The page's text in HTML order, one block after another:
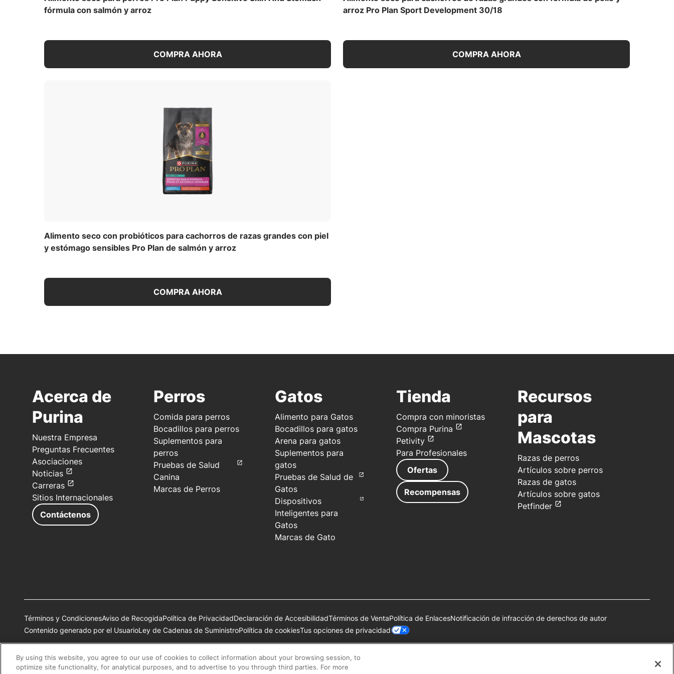
menos de su alimento actual y más de Pro Plan hasta que solo lo alimentes con Pro Plan. Esta
en un recipiente limpio todos los días. Para controlar la salud de tu mascota, visita el veterinario con
fórmula con salmón y arroz
COMPRA AHORA
arroz Pro Plan Sport Development 30/18
COMPRA AHORA
Alimento seco con probióticos para cachorros de razas grandes con piel
y estómago sensibles Pro Plan de salmón y arroz
COMPRA AHORA
Acerca de
Purina
Nuestra Empresa
Preguntas Frecuentes
Asociaciones
Noticias
Carreras
Sitios Internacionales
Contáctenos
Perros
Comida para perros
Bocadillos para perros
Suplementos para
perros
Pruebas de Salud
Canina
Marcas de Perros
Gatos
Alimento para Gatos
Bocadillos para gatos
Arena para gatos
Suplementos para
gatos
Pruebas de Salud de
Gatos
Dispositivos
Inteligentes para
Gatos
Marcas de Gato
Tienda
Compra con minoristas
Compra Purina
Petivity
Para Profesionales
Ofertas
Recompensas
Recursos
para
Mascotas
Razas de perros
Artículos sobre perros
Razas de gatos
Artículos sobre gatos
Petfinder
Términos y CondicionesAviso de RecogidaPolítica de PrivacidadDeclaración de AccesibilidadTérminos de VentaPolítica de EnlacesNotificación de infracción de derechos de autor
Contenido generado por el UsuarioLey de Cadenas de SuministroPolítica de cookiesTus opciones de privacidad
Todas las marcas comerciales de Nestlé Purina son propiedad de Société des Produits Nestlé S.A., Vevey, Suiza o se utilizan con autorización.
By using this website, you agree to our use of cookies to collect information about your browsing session, to
optimize site functionality, for analytical purposes, and to advertise to you through third parties. For more